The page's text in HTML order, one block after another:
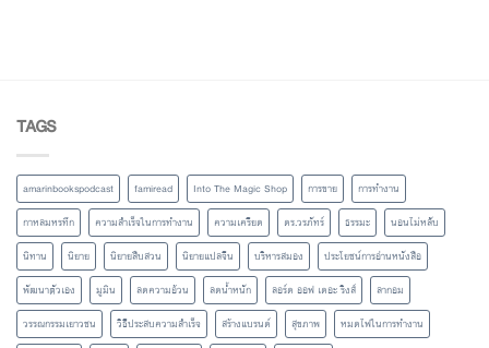
TAGS
amarinbookspodcast famiread Into The Magic Shop การขาย
การทำงาน
กาหลมหรทึก
ความสำเร็จในการทำงาน ความเครียด ดร.วรภัทร์ ธรรมะ
นอนไม่หลับ
นิทาน
นิยาย นิยายสืบสวน นิยายแปลจีน บริหารสมอง
ประโยชน์การอ่านหนังสือ
พัฒนาตัวเอง
มูมิน ลดความอ้วน ลดน้ำหนัก ลอร์ด ออฟ เดอะ ริงส์
ลากอม
วรรณกรรมเยาวชน
วิธีประสบความสำเร็จ สร้างแบรนด์ สุขภาพ
หมดไฟในการทำงาน